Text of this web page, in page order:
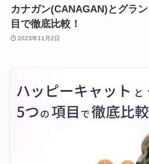
カナガン(CANAGAN)とグラ
目で徹底比較！
2023年11月2日